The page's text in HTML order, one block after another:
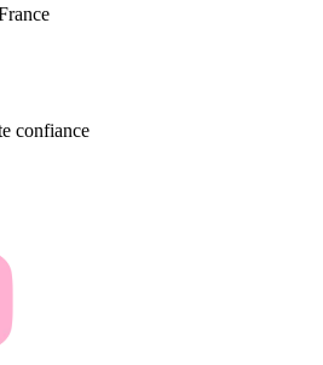
confiance